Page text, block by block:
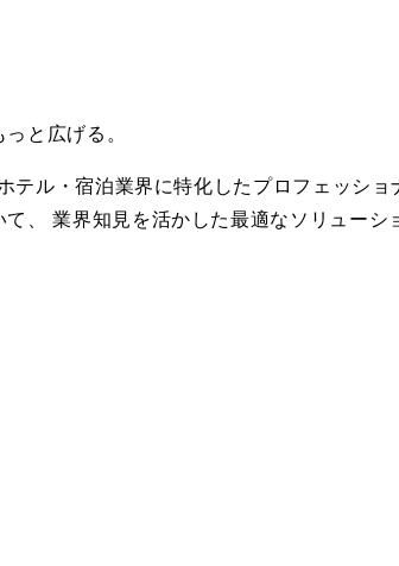
と広げる。
テル・宿泊業界に特化したプロフェッシ
、 業界知見を活かした最適なソリュー